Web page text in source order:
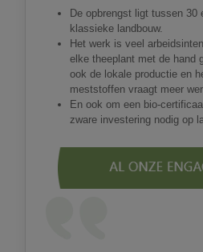
De opbrengst ligt tussen 30
klassieke landbouw.
Het werk is veel
elke theeplant met de hand
ook de lokale productie en
meststoffen vraagt meer
En ook om een bio-
zware investering nodig op